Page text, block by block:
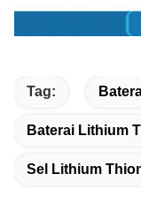
Tag:
Baterai Lithium
Sel Lithium